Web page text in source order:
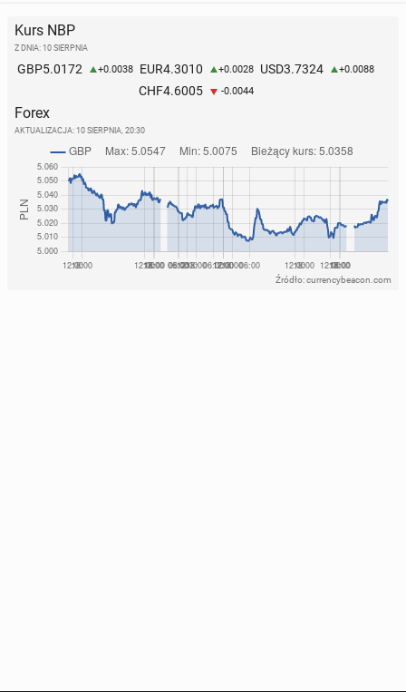
Kurs NBP
Z DNIA: 10 SIERPNIA
GBP5.0172 +0.0038 EUR4.3010 +0.0028 USD3.7324 +0.0088
CHF4.6005 -0.0044
Forex
AKTUALIZACJA: 10 SIERPNIA, 20:30
Źródło: currencybeacon.com